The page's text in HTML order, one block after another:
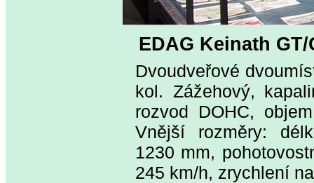
EDAG Keinath GT/
Dvoudveřové
kol. Zážehový,
rozvod DOHC,
Vnější rozměry:
1230 mm,
245 km/h, zrychlení